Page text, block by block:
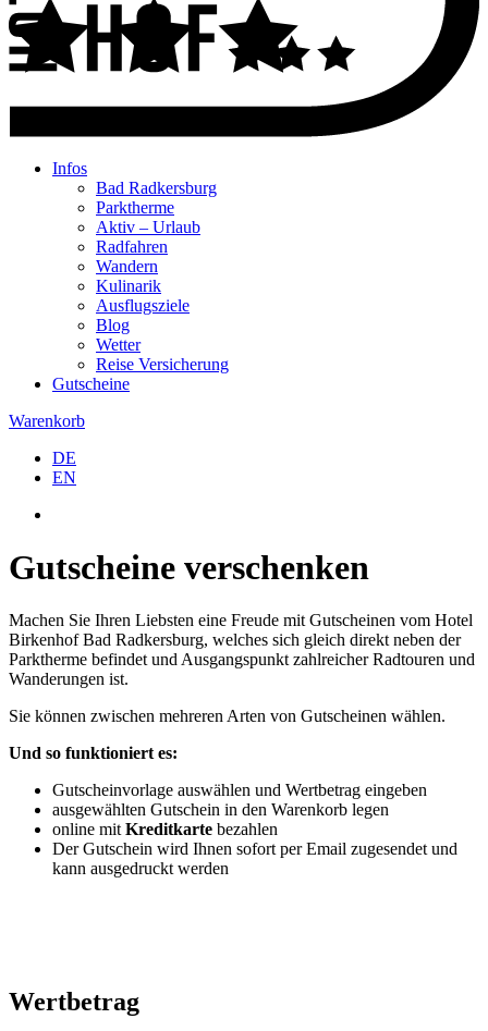
Infos
Bad Radkersburg
Parktherme
Aktiv – Urlaub
Radfahren
Wandern
Kulinarik
Ausflugsziele
Blog
Wetter
Reise Versicherung
Gutscheine
Warenkorb
DE
EN
Gutscheine verschenken
Machen Sie Ihren Liebsten eine Freude mit Gutscheinen vom Hotel
Birkenhof Bad Radkersburg, welches sich gleich direkt neben der
Parktherme befindet und Ausgangspunkt zahlreicher Radtouren und
Wanderungen ist.
Sie können zwischen mehreren Arten von Gutscheinen wählen.
Und so funktioniert es:
Gutscheinvorlage auswählen und Wertbetrag eingeben
ausgewählten Gutschein in den Warenkorb legen
online mitKreditkarte bezahlen
Der Gutschein wird Ihnen sofort per Email zugesendet und
kann ausgedruckt werden
Wertbetrag